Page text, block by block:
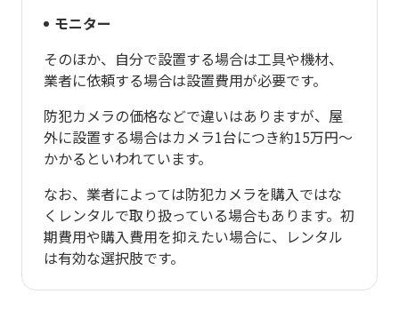
モニター
そのほか、自分で設置する場合は工具や機材、
業者に依頼する場合は設置費用が必要です。
防犯カメラの価格などで違いはありますが、屋
外に設置する場合はカメラ1台につき約15万円～
かかるといわれています。
なお、業者によっては防犯カメラを購入ではな
くレンタルで取り扱っている場合もあります。初
期費用や購入費用を抑えたい場合に、レンタル
は有効な選択肢です。